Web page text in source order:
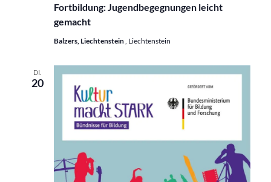
Fortbildung: Jugendbegegnungen leicht
gemacht
Balzers, Liechtenstein , Liechtenstein
DI.
20